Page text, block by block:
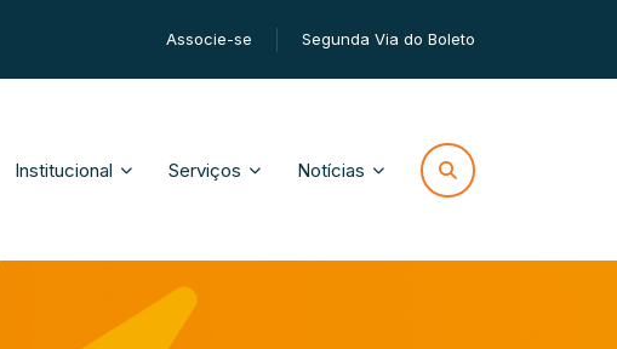
Associe-se Segunda Via do Boleto
Institucional Serviços Notícias